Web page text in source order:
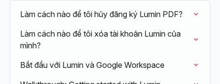
Làm cách nào để tôi hủy đăng ký Lumin PDF?
Làm cách nào để tôi xóa tài khoản Lumin của
mình?
Bắt đầu với Lumin và Google Workspace